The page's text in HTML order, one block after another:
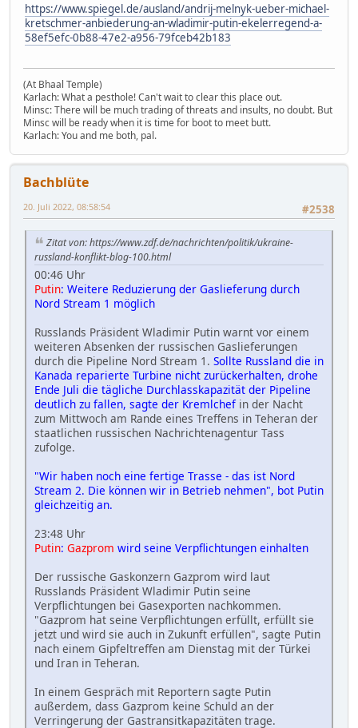
https://www.spiegel.de/ausland/andrij-melnyk-ueber-michael-
kretschmer-anbiederung-an-wladimir-putin-ekelerregend-a-
58ef5efc-0b88-47e2-a956-79fceb42b183
(At Bhaal Temple)
Karlach: What a pesthole! Can't wait to clear this place out.
Minsc: There will be much trading of threats and insults, no doubt. But
Minsc will be ready when it is time for boot to meet butt.
Karlach: You and me both, pal.
Bachblüte
#2538
20. Juli 2022, 08:58:54
Zitat von: https://www.zdf.de/nachrichten/politik/ukraine-
russland-konflikt-blog-100.html
00:46 Uhr
Putin: Weitere Reduzierung der Gaslieferung durch
Nord Stream 1 möglich
Russlands Präsident Wladimir Putin warnt vor einem
weiteren Absenken der russischen Gaslieferungen
durch die Pipeline Nord Stream 1. Sollte Russland die in
Kanada reparierte Turbine nicht zurückerhalten, drohe
Ende Juli die tägliche Durchlasskapazität der Pipeline
deutlich zu fallen, sagte der Kremlchefin der Nacht
zum Mittwoch am Rande eines Treffens in Teheran der
staatlichen russischen Nachrichtenagentur Tass
zufolge.
"Wir haben noch eine fertige Trasse - das ist Nord
Stream 2. Die können wir in Betrieb nehmen", bot Putin
gleichzeitig an.
23:48 Uhr
Putin: Gazprom wird seine Verpflichtungen einhalten
Der russische Gaskonzern Gazprom wird laut
Russlands Präsident Wladimir Putin seine
Verpflichtungen bei Gasexporten nachkommen.
"Gazprom hat seine Verpflichtungen erfüllt, erfüllt sie
jetzt und wird sie auch in Zukunft erfüllen", sagte Putin
nach einem Gipfeltreffen am Dienstag mit der Türkei
und Iran in Teheran.
In einem Gespräch mit Reportern sagte Putin
außerdem, dass Gazprom keine Schuld an der
Verringerung der Gastransitkapazitäten trage.